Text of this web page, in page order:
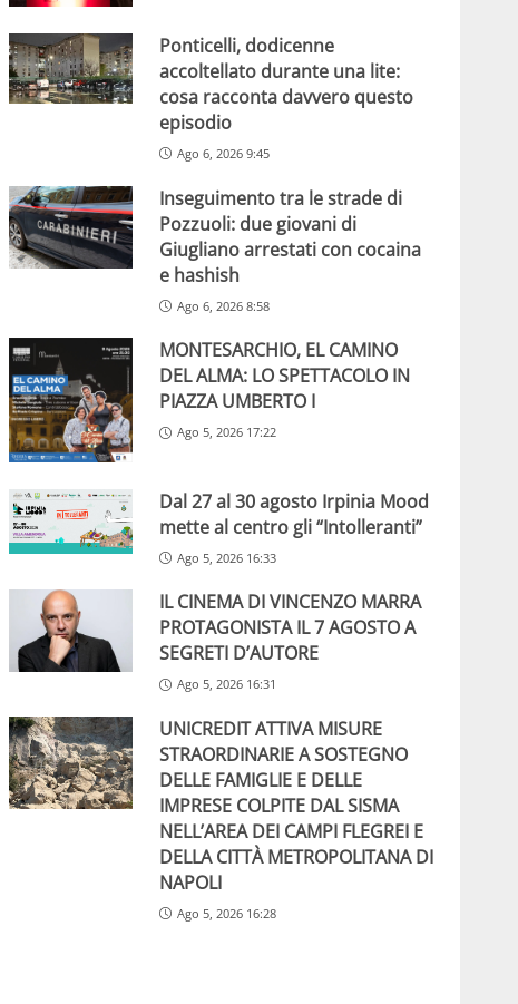
Ponticelli, dodicenne
accoltellato durante una lite:
cosa racconta davvero questo
episodio
Ago 6, 2026 9:45
Inseguimento tra le strade di
Pozzuoli: due giovani di
Giugliano arrestati con cocaina
e hashish
Ago 6, 2026 8:58
MONTESARCHIO, EL CAMINO
DEL ALMA: LO SPETTACOLO IN
PIAZZA UMBERTO I
Ago 5, 2026 17:22
Dal 27 al 30 agosto Irpinia Mood
mette al centro gli “Intolleranti”
Ago 5, 2026 16:33
IL CINEMA DI VINCENZO MARRA
PROTAGONISTA IL 7 AGOSTO A
SEGRETI D’AUTORE
Ago 5, 2026 16:31
UNICREDIT ATTIVA MISURE
STRAORDINARIE A SOSTEGNO
DELLE FAMIGLIE E DELLE
IMPRESE COLPITE DAL SISMA
NELL’AREA DEI CAMPI FLEGREI E
DELLA CITTÀ METROPOLITANA DI
NAPOLI
Ago 5, 2026 16:28